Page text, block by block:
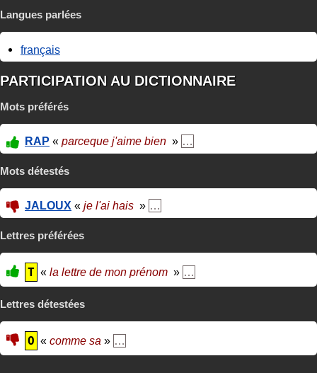
Langues parlées
français
PARTICIPATION AU DICTIONNAIRE
Mots préférés
RAP « parceque j'aime bien » …
Mots détestés
JALOUX « je l'ai hais » …
Lettres préférées
T « la lettre de mon prénom » …
Lettres détestées
O « comme sa » …